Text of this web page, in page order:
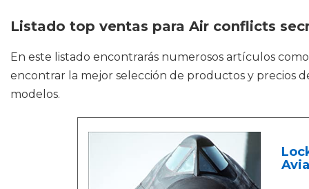
Listado top ventas para Air conflicts
En este listado encontrarás numerosos artículos
encontrar la mejor selección de productos y precios
modelos.